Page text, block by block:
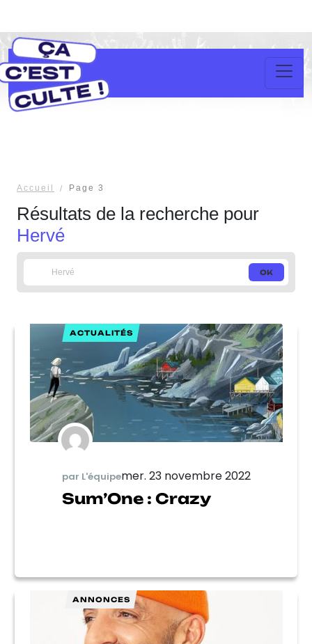
Accueil Page 3
Résultats de la recherche pour
Hervé
ACTUALITÉS
par L'équipemer. 23 novembre 2022
Sum’One : Crazy
ANNONCES